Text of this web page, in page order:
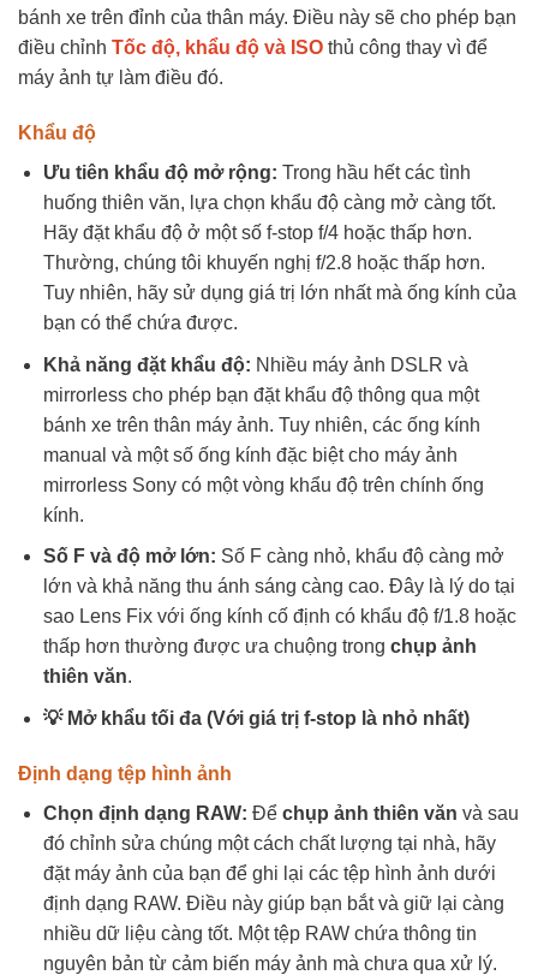
bánh xe trên đỉnh của thân máy. Điều này sẽ cho phép bạn
điều chỉnh Tốc độ, khẩu độ và ISO thủ công thay vì để
máy ảnh tự làm điều đó.
Khẩu độ
Ưu tiên khẩu độ mở rộng: Trong hầu hết các tình
huống thiên văn, lựa chọn khẩu độ càng mở càng tốt.
Hãy đặt khẩu độ ở một số f-stop f/4 hoặc thấp hơn.
Thường, chúng tôi khuyến nghị f/2.8 hoặc thấp hơn.
Tuy nhiên, hãy sử dụng giá trị lớn nhất mà ống kính của
bạn có thể chứa được.
Khả năng đặt khẩu độ: Nhiều máy ảnh DSLR và
mirrorless cho phép bạn đặt khẩu độ thông qua một
bánh xe trên thân máy ảnh. Tuy nhiên, các ống kính
manual và một số ống kính đặc biệt cho máy ảnh
mirrorless Sony có một vòng khẩu độ trên chính ống
kính.
Số F và độ mở lớn: Số F càng nhỏ, khẩu độ càng mở
lớn và khả năng thu ánh sáng càng cao. Đây là lý do tại
sao Lens Fix với ống kính cố định có khẩu độ f/1.8 hoặc
thấp hơn thường được ưa chuộng trong chụp ảnh
thiên văn.
💡 Mở khẩu tối đa (Với giá trị f-stop là nhỏ nhất)
Định dạng tệp hình ảnh
Chọn định dạng RAW: Để chụp ảnh thiên văn và sau
đó chỉnh sửa chúng một cách chất lượng tại nhà, hãy
đặt máy ảnh của bạn để ghi lại các tệp hình ảnh dưới
định dạng RAW. Điều này giúp bạn bắt và giữ lại càng
nhiều dữ liệu càng tốt. Một tệp RAW chứa thông tin
nguyên bản từ cảm biến máy ảnh mà chưa qua xử lý.